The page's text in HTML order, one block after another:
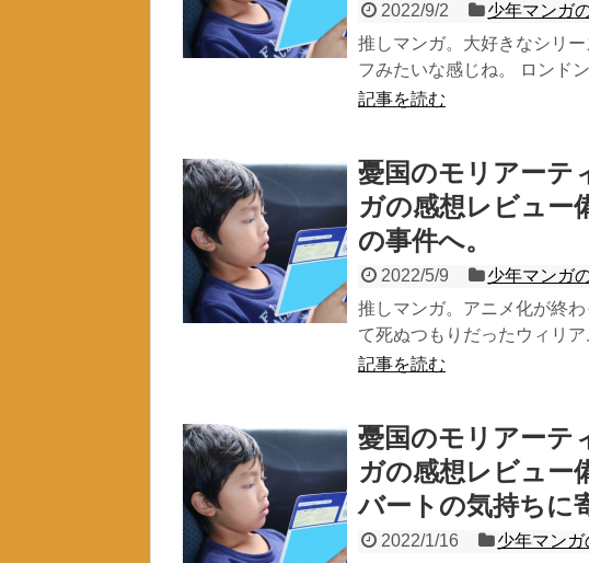
2022/9/2 少年マンガ
推しマンガ。大好きなシリ
フみたいな感じね。 ロンド
記事を読む
憂国のモリアー
ガの感想レビュー
の事件へ。
2022/5/9 少年マンガ
推しマンガ。アニメ化が終
て死ぬつもりだったウィリ
記事を読む
憂国のモリアー
ガの感想レビュー
バートの気持ちに
2022/1/16 少年マン